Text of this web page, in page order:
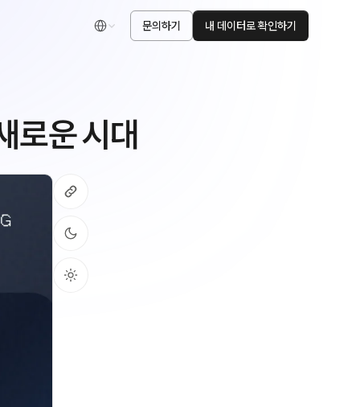
한국어 문의하기 내 데이터로 확인하기
로운 시대